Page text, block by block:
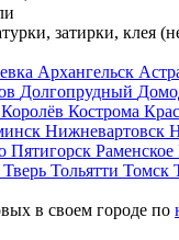
затирки, клея
Архангельск
Долгопрудный
Королёв Кострома
Нижневартовск
Пятигорск Раменское
Тверь Тольятти Томск
в своем городе по